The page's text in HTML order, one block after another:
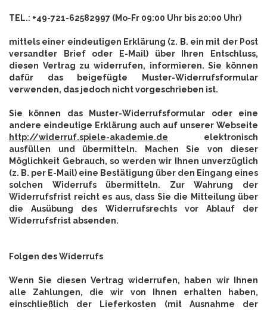
TEL.: +49-721-62582997 (Mo-Fr 09:00 Uhr bis 20:00 Uhr)
mittels einer eindeutigen Erklärung (z. B. ein mit der Post
versandter Brief oder E-Mail) über Ihren Entschluss,
diesen Vertrag zu widerrufen, informieren. Sie können
dafür das beigefügte Muster-Widerrufsformular
verwenden, das jedoch nicht vorgeschrieben ist.
Sie können das Muster-Widerrufsformular oder eine
andere eindeutige Erklärung auch auf unserer Webseite
http://widerruf.spiele-akademie.de elektronisch
ausfüllen und übermitteln. Machen Sie von dieser
Möglichkeit Gebrauch, so werden wir Ihnen unverzüglich
(z. B. per E-Mail) eine Bestätigung über den Eingang eines
solchen Widerrufs übermitteln. Zur Wahrung der
Widerrufsfrist reicht es aus, dass Sie die Mitteilung über
die Ausübung des Widerrufsrechts vor Ablauf der
Widerrufsfrist absenden.
Folgen des Widerrufs
Wenn Sie diesen Vertrag widerrufen, haben wir Ihnen
alle Zahlungen, die wir von Ihnen erhalten haben,
einschließlich der Lieferkosten (mit Ausnahme der